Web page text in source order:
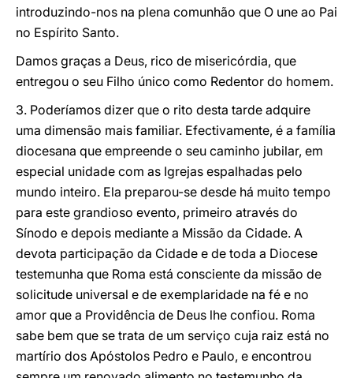
introduzindo-nos na plena comunhão que O une ao Pai
no Espírito Santo.
Damos graças a Deus, rico de misericórdia, que
entregou o seu Filho único como Redentor do homem.
3. Poderíamos dizer que o rito desta tarde adquire
uma dimensão mais familiar. Efectivamente, é a família
diocesana que empreende o seu caminho jubilar, em
especial unidade com as Igrejas espalhadas pelo
mundo inteiro. Ela preparou-se desde há muito tempo
para este grandioso evento, primeiro através do
Sínodo e depois mediante a Missão da Cidade. A
devota participação da Cidade e de toda a Diocese
testemunha que Roma está consciente da missão de
solicitude universal e de exemplaridade na fé e no
amor que a Providência de Deus lhe confiou. Roma
sabe bem que se trata de um serviço cuja raiz está no
martírio dos Apóstolos Pedro e Paulo, e encontrou